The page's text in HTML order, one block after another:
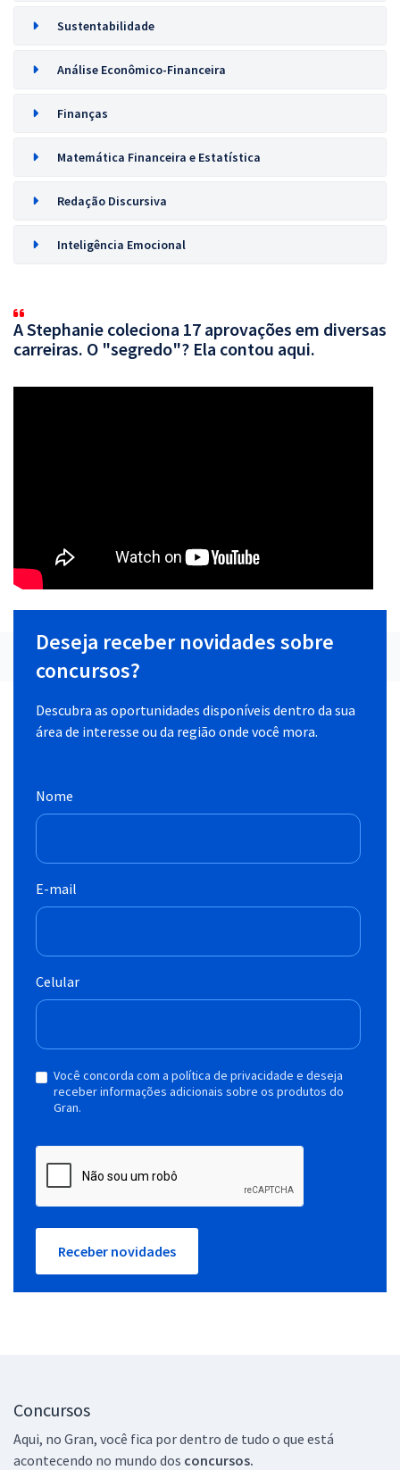
Sustentabilidade
Análise Econômico-Financeira
Finanças
Matemática Financeira e Estatística
Redação Discursiva
Inteligência Emocional
A Stephanie coleciona 17 aprovações em diversas
carreiras. O "segredo"? Ela contou aqui.
Deseja receber novidades sobre
concursos?
Descubra as oportunidades disponíveis dentro da sua
área de interesse ou da região onde você mora.
Nome
E-mail
Celular
Você concorda com a política de privacidade e deseja
receber informações adicionais sobre os produtos do
Gran.
Receber novidades
Concursos
Aqui, no Gran, você fica por dentro de tudo o que está
acontecendo no mundo dos concursos.